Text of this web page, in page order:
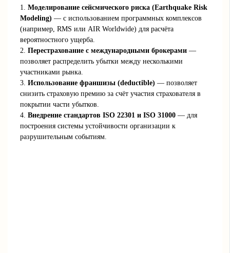
1.Моделирование сейсмического риска (Earthquake Risk
Modeling) — с использованием программных комплексов
(например, RMS или AIR Worldwide) для расчёта
вероятностного ущерба.
2.Перестрахование с международными брокерами —
позволяет распределить убытки между несколькими
участниками рынка.
3.Использование франшизы (deductible) — позволяет
снизить страховую премию за счёт участия страхователя в
покрытии части убытков.
4.Внедрение стандартов ISO 22301 и ISO 31000 — для
построения системы устойчивости организации к
разрушительным событиям.